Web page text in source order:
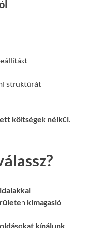
struktúrát
költségek nélkül
kimagasló
kínálunk